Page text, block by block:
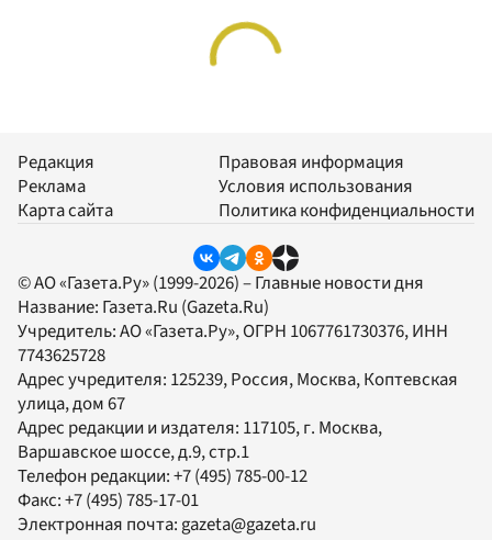
Редакция
Реклама
Карта сайта
Правовая информация
Условия использования
Политика конфиденциальности
© АО «Газета.Ру» (1999-2026) – Главные новости дня
Название: Газета.Ru (Gazeta.Ru)
Учредитель:АО «Газета.Ру», ОГРН 1067761730376, ИНН
7743625728
Адрес учредителя: 125239, Россия, Москва, Коптевская
улица, дом 67
Адрес редакции и издателя: 117105, г. Москва,
Варшавское шоссе, д.9, стр.1
Телефон редакции:+7 (495) 785-00-12
Факс:+7 (495) 785-17-01
Электронная почта:gazeta@gazeta.ru